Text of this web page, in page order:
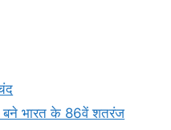
बने भारत के 86वें शतरंज